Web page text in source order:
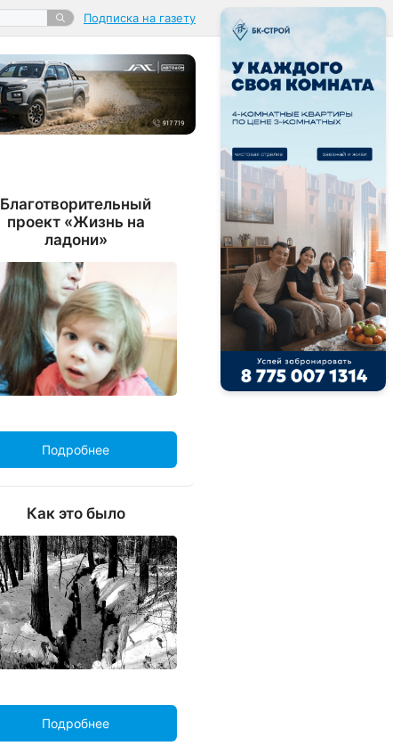
Подписка на газету
Благотворительный
проект «Жизнь на
ладони»
Подробнее
Как это было
Подробнее